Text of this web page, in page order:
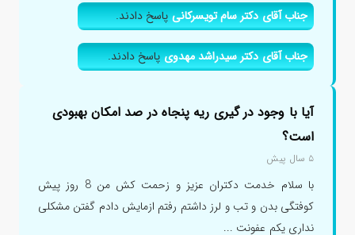
جناب آقای دکتر سام تویسرکانیپاسخ دادند.
جناب آقای دکتر سیدراشد مهدویپاسخ دادند.
آیا با وجود در گیری ریه پنجاه در صد امکان بهبودی
است؟
۵ سال پیش
با سلام خدمت دکتران عزیز و زحمت کش من 8 روز پیش
کوفتگی بدن و تب و لرز داشتم رفتم ازمایش دادم گفتن مشکلی
نداری یکم عفونت ...